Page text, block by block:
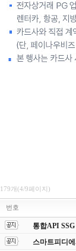
179개(4/9페이지)
번호
통합API
스마트피디